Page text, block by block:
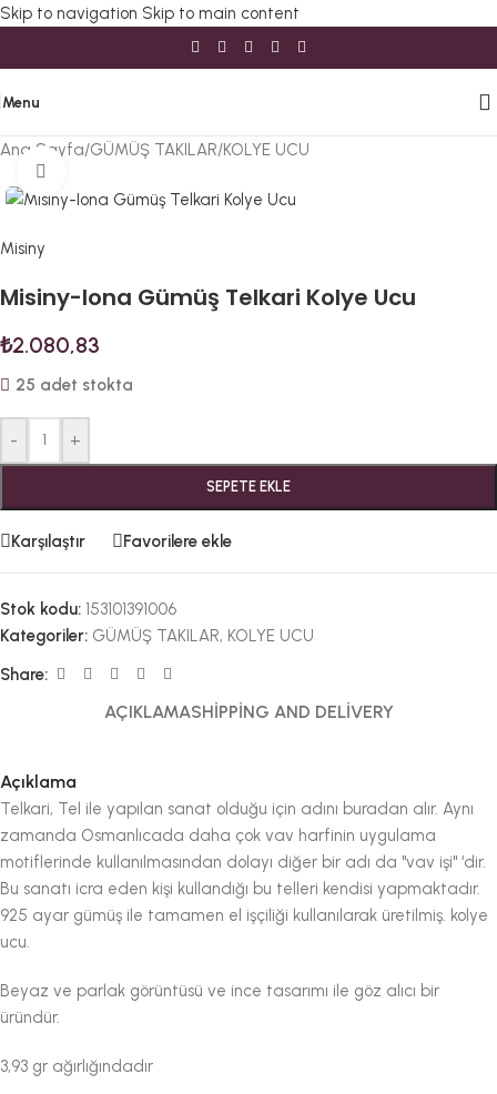
Skip to navigation Skip to main content
Menu
Ana Sayfa/GÜMÜŞ TAKILAR/KOLYE UCU
Misiny
Misiny-Iona Gümüş Telkari Kolye Ucu
₺2.080,83
25 adet stokta
- +
SEPETE EKLE
Karşılaştır Favorilere ekle
Stok kodu: 153101391006
Kategoriler: GÜMÜŞ TAKILAR, KOLYE UCU
Share:
AÇIKLAMASHIPPING AND DELIVERY
Açıklama
Telkari, Tel ile yapılan sanat olduğu için adını buradan alır. Aynı
zamanda Osmanlıcada daha çok vav harfinin uygulama
motiflerinde kullanılmasından dolayı diğer bir adı da "vav işi" ‘dir.
Bu sanatı icra eden kişi kullandığı bu telleri kendisi yapmaktadır.
925 ayar gümüş ile tamamen el işçiliği kullanılarak üretilmiş. kolye
ucu.
Beyaz ve parlak görüntüsü ve ince tasarımı ile göz alıcı bir
üründür.
3,93 gr ağırlığındadır